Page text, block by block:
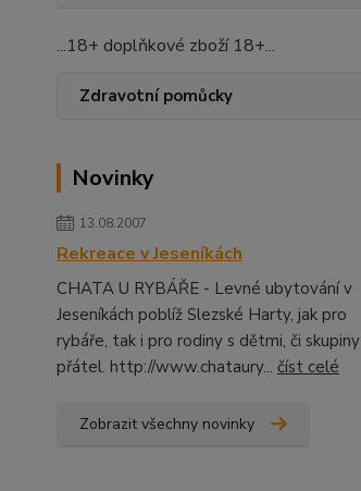
...18+ doplňkové zboží 18+...
Zdravotní pomůcky
Novinky
13.08.2007
Rekreace v Jeseníkách
CHATA U RYBÁŘE - Levné ubytování v
Jeseníkách poblíž Slezské Harty, jak pro
rybáře, tak i pro rodiny s dětmi, či skupiny
přátel. http://www.chataury... číst celé
Zobrazit všechny novinky